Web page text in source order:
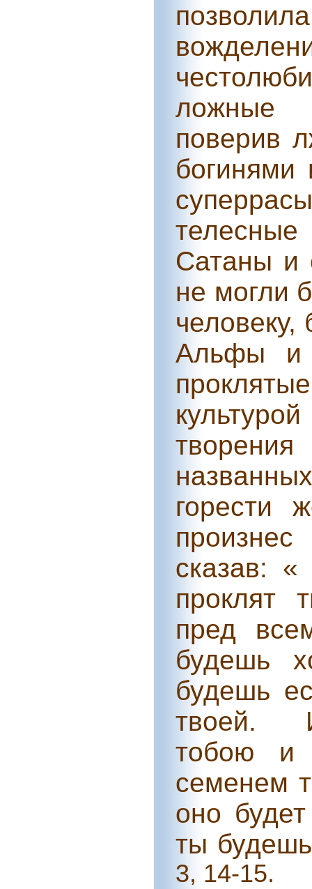
ложные
поверив
Сатаны и
не могли
Альфы и
горести
сказав:
проклят
пред
будешь
будешь
твоей.
тобою и
семенем
оно
ты
3, 14-15.